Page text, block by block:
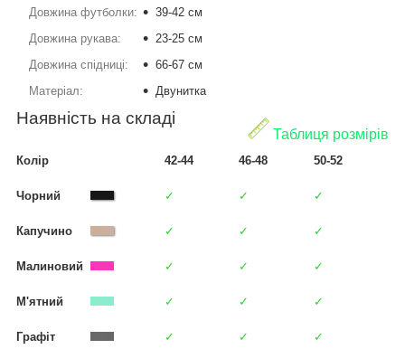
Довжина футболки:
39-42 см
Довжина рукава:
23-25 см
Довжина спідниці:
66-67 см
Матеріал:
Двунитка
Таблиця розмірів
Наявність на складі
Колір 42-44 46-48 50-52
Чорний ✓ ✓ ✓
Капучино ✓ ✓ ✓
Малиновий ✓ ✓ ✓
М'ятний ✓ ✓ ✓
Графіт ✓ ✓ ✓